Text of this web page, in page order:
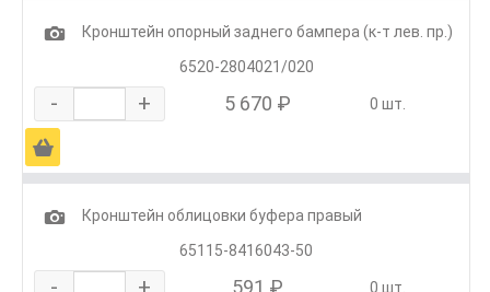
1
Кронштейн опорный заднего бампера (к-т лев. пр.)
6520-2804021/020
- + 5 670 ₽ 0 шт.
Ä
1
Кронштейн облицовки буфера правый
65115-8416043-50
591 ₽ 0 шт.